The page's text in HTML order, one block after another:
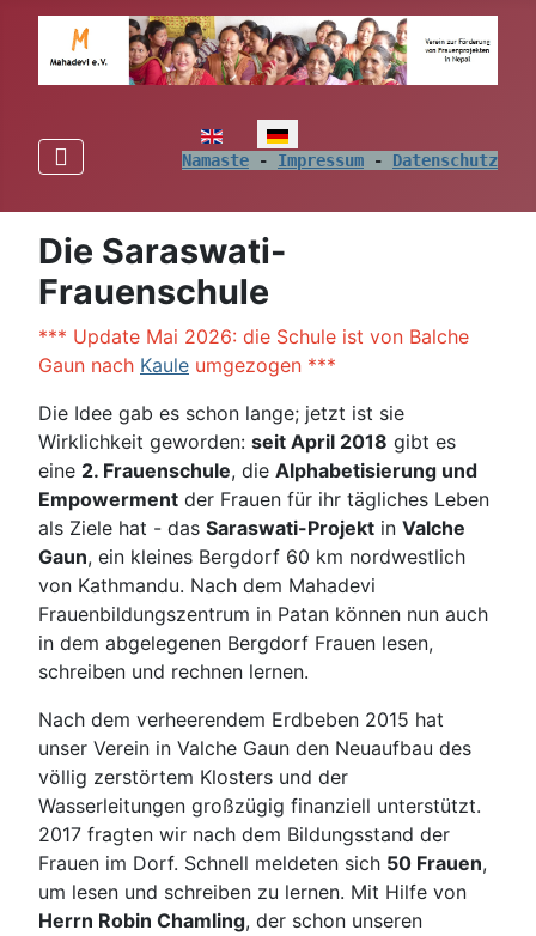
Sprache auswählen
Namaste - Impressum - Datenschutz
Die Saraswati-
Frauenschule
*** Update Mai 2026: die Schule ist von Balche
Gaun nach Kaule umgezogen ***
Die Idee gab es schon lange; jetzt ist sie
Wirklichkeit geworden: seit April 2018 gibt es
eine 2. Frauenschule, die Alphabetisierung und
Empowerment der Frauen für ihr tägliches Leben
als Ziele hat - das Saraswati-Projekt in Valche
Gaun, ein kleines Bergdorf 60 km nordwestlich
von Kathmandu. Nach dem Mahadevi
Frauenbildungszentrum in Patan können nun auch
in dem abgelegenen Bergdorf Frauen lesen,
schreiben und rechnen lernen.
Nach dem verheerendem Erdbeben 2015 hat
unser Verein in Valche Gaun den Neuaufbau des
völlig zerstörtem Klosters und der
Wasserleitungen großzügig finanziell unterstützt.
2017 fragten wir nach dem Bildungsstand der
Frauen im Dorf. Schnell meldeten sich 50 Frauen,
um lesen und schreiben zu lernen. Mit Hilfe von
Herrn Robin Chamling, der schon unseren